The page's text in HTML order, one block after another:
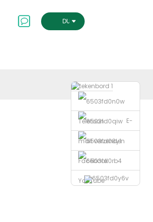
DUTCH
Telefoon E-
mail verzenden
Facebook
YouTube